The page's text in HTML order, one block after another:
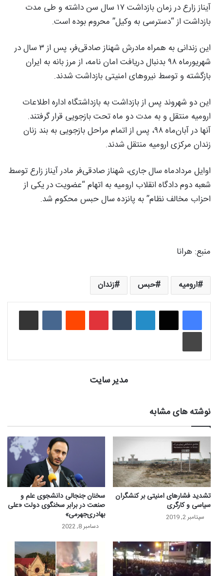
آیناز زارع در زمان بازداشت ۱۷ سال سن داشته و طی مدت
بازداشت از “دسترسی به وکیل” محروم بوده است.
این زندانی به همراه مادرش شهناز صادقی‌فر، پس از ۳ سال در
شهریورماه ٩٨ بدنبال دریافت امان نامه، از مرز بانه به ایران
بازگشته و توسط نیروهای امنیتی بازداشت شدند.
این دو شهروند پس از بازداشت به بازداشتگاه اداره اطلاعات
ارومیه منتقل و به مدت دو ماه تحت بازجویی قرار گرفتند.
آنها در آبان‌ماه ٩٨، پس از اتمام مراحل بازجویی به بند زنان
زندان مرکزی ارومیه منتقل شدند.
اوایل مردادماه سال جاری، شهناز صادقی‌فر مادر آیناز زارع توسط
شعبه دوم دادگاه انقلاب ارومیه به اتهام “عضویت در یکی از
احزاب مخالف نظام” به پانزده سال حبس محکوم شد.
منبع: هرانا
ارومیه حبس زندان
لینکدین ‫پین‌ترست ‫رددیت
چاپ
مدیر سایت
نوشته های مشابه
تشدید فشار‌های امنیتی بر کنشگران
سیاسی و کارگری
سپتامبر 2, 2019
سخنان جنجالی دانشجوی علم و
صنعت در برابر سخنگوی دولت «علی
بهادری‌جهرمی»
دسامبر 8, 2022